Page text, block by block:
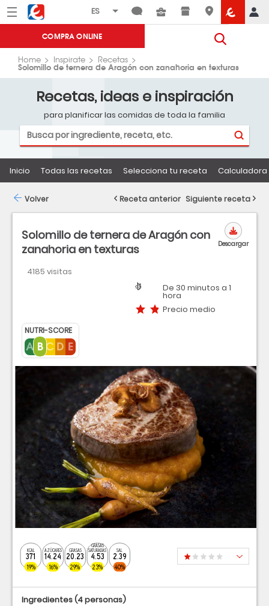
Menú Eroski
COMPRA ONLINE
Home Inspirate Recetas
Solomillo de ternera de Aragón con zanahoria en texturas
Recetas, ideas e inspiración
para planificar las comidas de toda la familia
Inicio Todas las recetas Selecciona tu receta
Solomillo de ternera de Aragón con
zanahoria en texturas
4185 visitas
De 30 minutos a 1
hora
Precio medio
NUTRI-SCORE
Descargar
KCAL
371
19%
AZÚCARES
14.24
16%
GRASAS
20.23
29%
GRASAS
SATURADAS
4.53
23%
SAL
2.39
40%
Ingredientes(4 personas)
Volver Receta anterior Siguiente receta